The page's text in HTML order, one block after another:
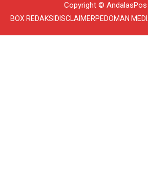
Copyright © AndalasPos
BOX REDAKSI DISCLAIMERPEDOMAN